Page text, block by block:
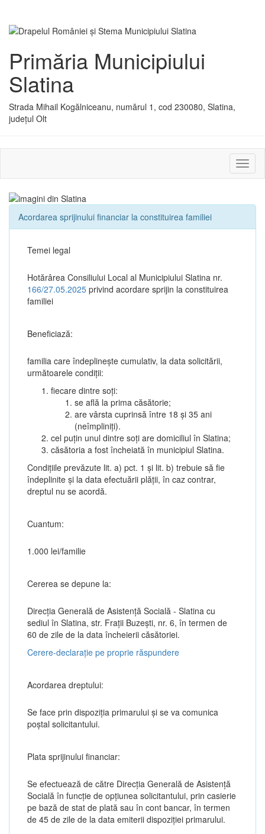
Primăria Municipiului
Slatina
Strada Mihail Kogălniceanu, numărul 1, cod 230080, Slatina,
județul Olt
sau
Acordarea sprijinului financiar la constituirea familiei
Temei legal
Hotărârea Consiliului Local al Municipiului Slatina nr.
166/27.05.2025 privind acordare sprijin la constituirea
familiei
Beneficiază:
familia care îndeplinește cumulativ, la data solicitării,
următoarele condiții:
fiecare dintre soți:
se află la prima căsătorie;
are vârsta cuprinsă între 18 și 35 ani
(neîmpliniți).
cel puțin unul dintre soți are domiciliul în Slatina;
căsătoria a fost încheiată în municipiul Slatina.
Condițiile prevăzute lit. a) pct. 1 și lit. b) trebuie să fie
îndeplinite și la data efectuării plății, în caz contrar,
dreptul nu se acordă.
Cuantum:
1.000 lei/familie
Cererea se depune la:
Direcția Generală de Asistenţă Socială - Slatina cu
sediul în Slatina, str. Fraţii Buzeşti, nr. 6, în termen de
60 de zile de la data încheierii căsătoriei.
Cerere-declarație pe proprie răspundere
Acordarea dreptului:
Se face prin dispoziția primarului și se va comunica
poștal solicitantului.
Plata sprijinului financiar:
Se efectuează de către Direcția Generală de Asistență
Socială în funcție de opțiunea solicitantului, prin casierie
pe bază de stat de plată sau în cont bancar, în termen
de 45 de zile de la data emiterii dispoziției primarului.